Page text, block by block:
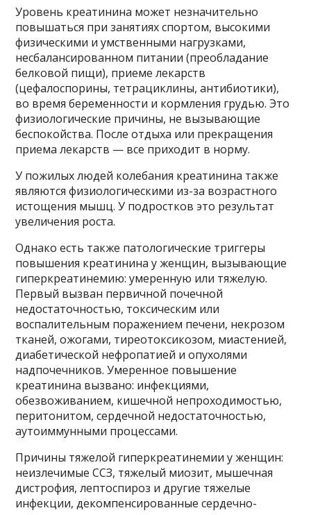
Уровень креатинина может незначительно
повышаться при занятиях спортом, высокими
физическими и умственными нагрузками,
несбалансированном питании (преобладание
белковой пищи), приеме лекарств
(цефалоспорины, тетрациклины, антибиотики),
во время беременности и кормления грудью. Это
физиологические причины, не вызывающие
беспокойства. После отдыха или прекращения
приема лекарств — все приходит в норму.
У пожилых людей колебания креатинина также
являются физиологическими из-за возрастного
истощения мышц. У подростков это результат
увеличения роста.
Однако есть также патологические триггеры
повышения креатинина у женщин, вызывающие
гиперкреатинемию: умеренную или тяжелую.
Первый вызван первичной почечной
недостаточностью, токсическим или
воспалительным поражением печени, некрозом
тканей, ожогами, тиреотоксикозом, миастенией,
диабетической нефропатией и опухолями
надпочечников. Умеренное повышение
креатинина вызвано: инфекциями,
обезвоживанием, кишечной непроходимостью,
перитонитом, сердечной недостаточностью,
аутоиммунными процессами.
Причины тяжелой гиперкреатинемии у женщин:
неизлечимые ССЗ, тяжелый миозит, мышечная
дистрофия, лептоспироз и другие тяжелые
инфекции, декомпенсированные сердечно-